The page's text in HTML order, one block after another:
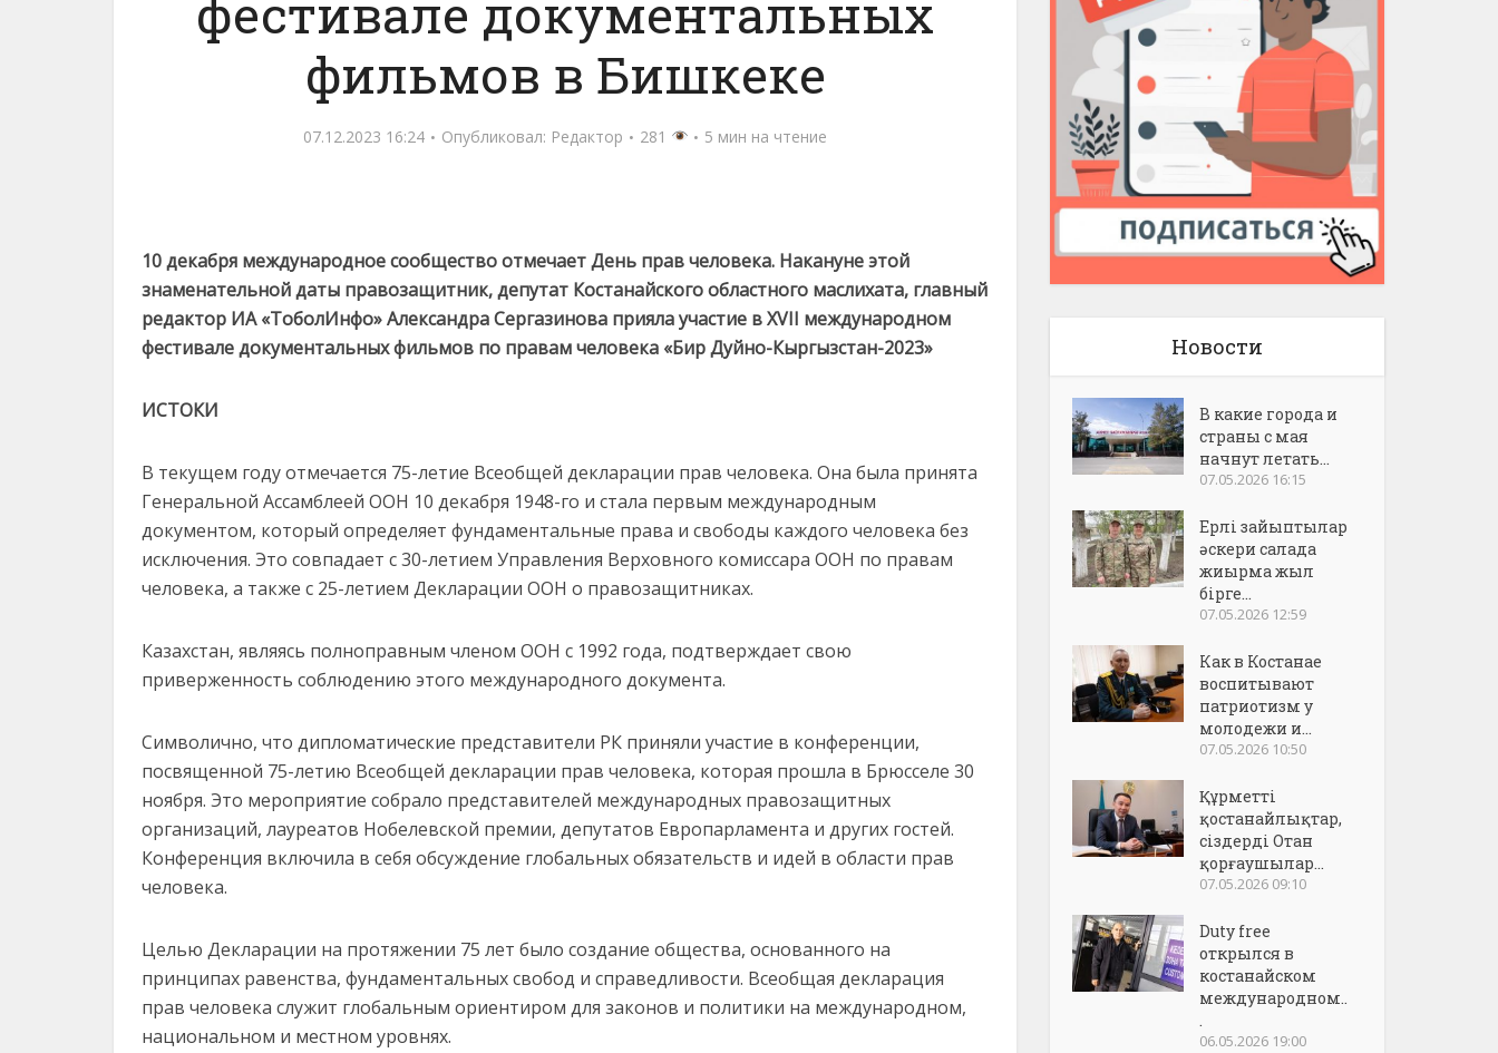
фестивале документальных
фильмов в Бишкеке
07.12.2023 16:24 Опубликовал: Редактор 281 5 мин на чтение
10 декабря международное сообщество отмечает День прав человека. Накануне этой
знаменательной даты правозащитник, депутат Костанайского областного маслихата, главный
редактор ИА «ТоболИнфо» Александра Сергазинова прияла участие в XVII международном
фестивале документальных фильмов по правам человека «Бир Дуйно-Кыргызстан-2023»
ИСТОКИ
В текущем году отмечается 75-летие Всеобщей декларации прав человека. Она была принята
Генеральной Ассамблеей ООН 10 декабря 1948-го и стала первым международным
документом, который определяет фундаментальные права и свободы каждого человека без
исключения. Это совпадает с 30-летием Управления Верховного комиссара ООН по правам
человека, а также с 25-летием Декларации ООН о правозащитниках.
Казахстан, являясь полноправным членом ООН с 1992 года, подтверждает свою
приверженность соблюдению этого международного документа.
Символично, что дипломатические представители РК приняли участие в конференции,
посвященной 75-летию Всеобщей декларации прав человека, которая прошла в Брюсселе 30
ноября. Это мероприятие собрало представителей международных правозащитных
организаций, лауреатов Нобелевской премии, депутатов Европарламента и других гостей.
Конференция включила в себя обсуждение глобальных обязательств и идей в области прав
человека.
Целью Декларации на протяжении 75 лет было создание общества, основанного на
принципах равенства, фундаментальных свобод и справедливости. Всеобщая декларация
прав человека служит глобальным ориентиром для законов и политики на международном,
национальном и местном уровнях.
Новости
В какие города и
страны с мая
начнут летать...
07.05.2026 16:15
Ерлі зайыптылар
әскери салада
жиырма жыл
бірге...
07.05.2026 12:59
Как в Костанае
воспитывают
патриотизм у
молодежи и...
07.05.2026 10:50
Құрметті
қостанайлықтар,
сіздерді Отан
қорғаушылар...
07.05.2026 09:10
Duty free
открылся в
костанайском
международном..
.
06.05.2026 19:00